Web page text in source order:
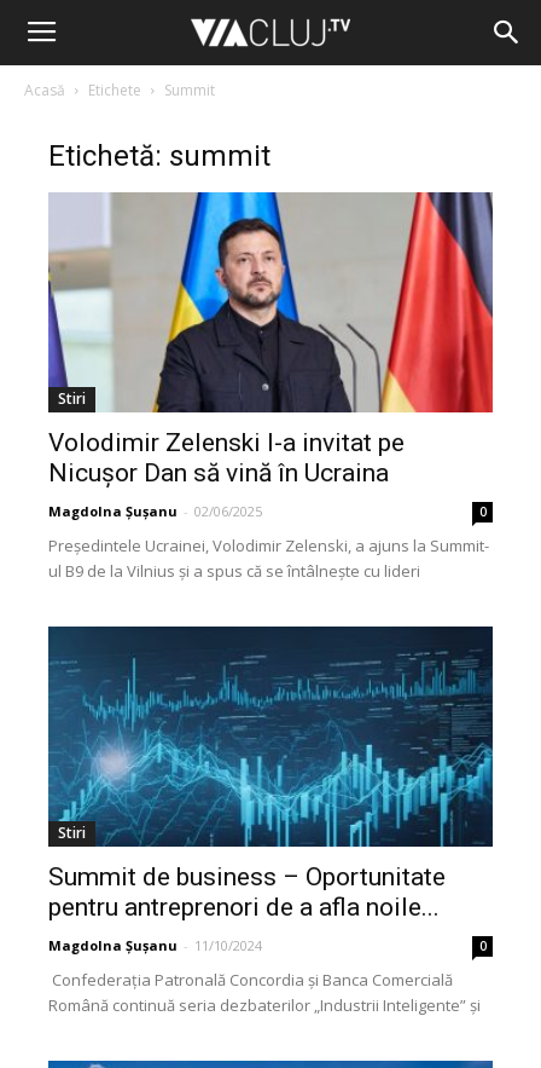
Acasă Etichete Summit
Etichetă: summit
Stiri
Volodimir Zelenski l-a invitat pe
Nicușor Dan să vină în Ucraina
Magdolna Șușanu - 02/06/2025 0
Președintele Ucrainei, Volodimir Zelenski, a ajuns la Summit-
ul B9 de la Vilnius și a spus că se întâlnește cu lideri
Stiri
Summit de business – Oportunitate
pentru antreprenori de a afla noile...
Magdolna Șușanu - 11/10/2024 0
Confederația Patronală Concordia și Banca Comercială
Română continuă seria dezbaterilor „Industrii Inteligente” și
octombrie,...